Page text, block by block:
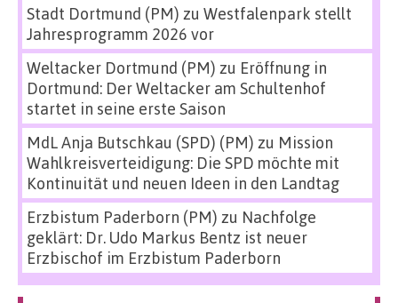
Stadt Dortmund (PM) zu Westfalenpark stellt
Jahresprogramm 2026 vor
Weltacker Dortmund (PM) zu Eröffnung in
Dortmund: Der Weltacker am Schultenhof
startet in seine erste Saison
MdL Anja Butschkau (SPD) (PM) zu Mission
Wahlkreisverteidigung: Die SPD möchte mit
Kontinuität und neuen Ideen in den Landtag
Erzbistum Paderborn (PM) zu Nachfolge
geklärt: Dr. Udo Markus Bentz ist neuer
Erzbischof im Erzbistum Paderborn